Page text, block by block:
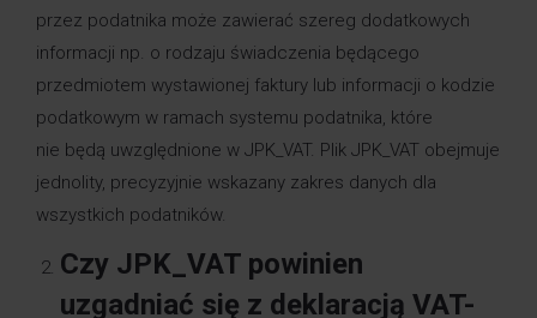
przez podatnika może zawierać szereg dodatkowych
informacji np. o rodzaju świadczenia będącego
przedmiotem wystawionej faktury lub informacji o kodzie
podatkowym w ramach systemu podatnika, które
nie będą uwzględnione w JPK_VAT. Plik JPK_VAT obejmuje
jednolity, precyzyjnie wskazany zakres danych dla
wszystkich podatników.
Czy JPK_VAT powinien
uzgadniać się z deklaracją VAT-